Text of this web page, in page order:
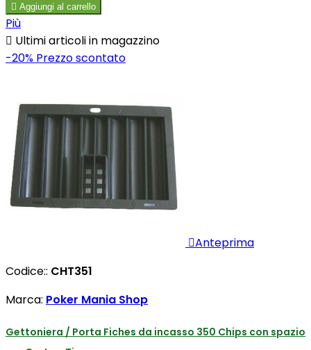
 Aggiungi al carrello
Più
 Ultimi articoli in magazzino
-20% Prezzo scontato
Anteprima
Codice:: CHT351
Marca: Poker Mania Shop
Gettoniera / Porta Fiches da incasso 350 Chips con spazio